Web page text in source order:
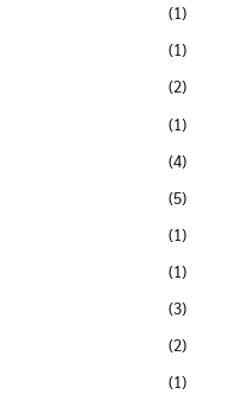
(1)
(1)
(2)
(1)
(4)
(5)
(1)
(1)
(3)
(2)
(1)